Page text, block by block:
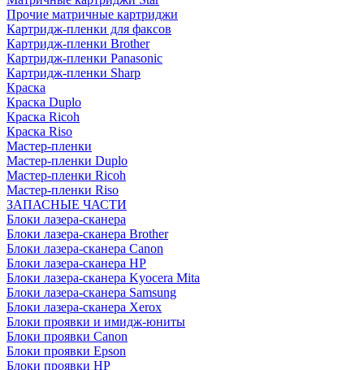
Прочие матричные картриджи
Картридж-пленки для факсов
Картридж-пленки Brother
Картридж-пленки Panasonic
Картридж-пленки Sharp
Краска
Краска Duplo
Краска Ricoh
Краска Riso
Мастер-пленки
Мастер-пленки Duplo
Мастер-пленки Ricoh
Мастер-пленки Riso
ЗАПАСНЫЕ ЧАСТИ
Блоки лазера-сканера
Блоки лазера-сканера Brother
Блоки лазера-сканера Canon
Блоки лазера-сканера HP
Блоки лазера-сканера Kyocera Mita
Блоки лазера-сканера Samsung
Блоки лазера-сканера Xerox
Блоки проявки и имидж-юниты
Блоки проявки Canon
Блоки проявки Epson
Блоки проявки HP